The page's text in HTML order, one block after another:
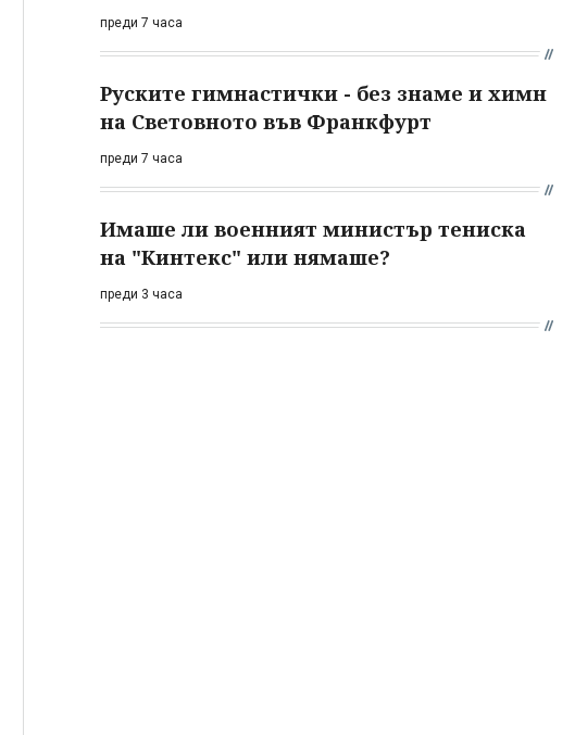
преди 7 часа
Руските гимнастички - без знаме и химн
на Световното във Франкфурт
преди 7 часа
Имаше ли военният министър тениска
на "Кинтекс" или нямаше?
преди 3 часа